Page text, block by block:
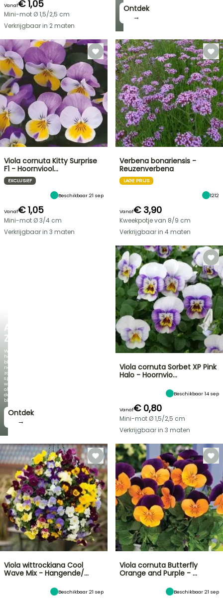
Ontdek
→
AGAPANTHUS
ZAMBEZI
Wanneer
het
blad
net
zo
spectaculair
wordt
als
de
bloei!
Ontdek
→
Vanaf€ 1,05
Mini-mot Ø 1,5/2,5 cm
Verkrijgbaar in 2 maten
Viola cornuta Kitty Surprise
F1 - Hoornviool…
EXCLUSIEF
Beschikbaar 21 sep
Vanaf€ 1,05
Mini-mot Ø 3/4 cm
Verkrijgbaar in 3 maten
Verbena bonariensis -
Reuzenverbena
LAGE PRIJS
1212
Vanaf€ 3,90
Kweekpotje van 8/9 cm
Verkrijgbaar in 4 maten
Viola cornuta Sorbet XP Pink
Halo - Hoornvio…
Beschikbaar 14 sep
Vanaf€ 0,80
Mini-mot Ø 1,5/2,5 cm
Verkrijgbaar in 3 maten
Viola wittrockiana Cool
Wave Mix - Hangende/…
Beschikbaar 21 sep
Viola cornuta Butterfly
Orange and Purple - …
Beschikbaar 21 sep